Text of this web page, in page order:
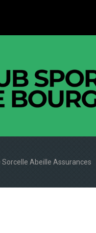
Sorcelle Abeille Assurances